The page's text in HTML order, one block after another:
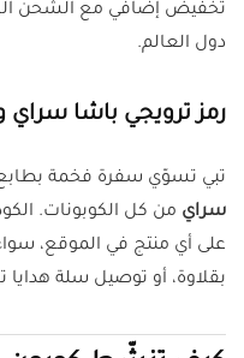
تخفيض إضافي مع الشحن
دول العالم.
رمز ترويجي باشا
تبي تسوّي سفرة فخمة بطابع
سراي من كل الكوبونات.
على أي منتج في الموقع،
بقلاوة، أو توصيل سلة هدايا